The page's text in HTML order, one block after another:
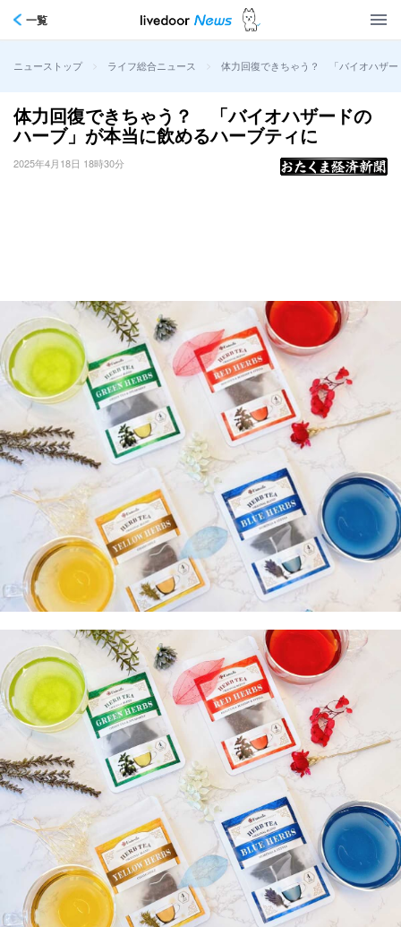
一覧
ニューストップ > ライフ総合ニュース > 体力回復できちゃう？ 「バイオハザー
体力回復できちゃう？ 「バイオハザードの
ハーブ」が本当に飲めるハーブティに
2025年4月18日 18時30分